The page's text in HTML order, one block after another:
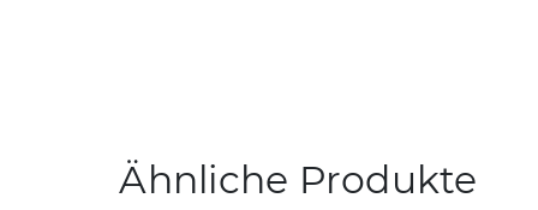
Ähnliche Produkte